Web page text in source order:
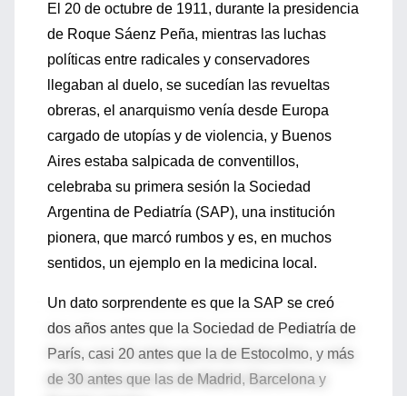
El 20 de octubre de 1911, durante la presidencia
de Roque Sáenz Peña, mientras las luchas
políticas entre radicales y conservadores
llegaban al duelo, se sucedían las revueltas
obreras, el anarquismo venía desde Europa
cargado de utopías y de violencia, y Buenos
Aires estaba salpicada de conventillos,
celebraba su primera sesión la Sociedad
Argentina de Pediatría (SAP), una institución
pionera, que marcó rumbos y es, en muchos
sentidos, un ejemplo en la medicina local.
Un dato sorprendente es que la SAP se creó
dos años antes que la Sociedad de Pediatría de
París, casi 20 antes que la de Estocolmo, y más
de 30 antes que las de Madrid, Barcelona y